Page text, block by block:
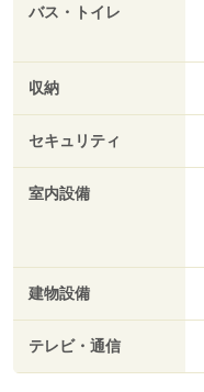
バス・トイレ
収納
セキュリティ
室内設備
建物設備
テレビ・通信